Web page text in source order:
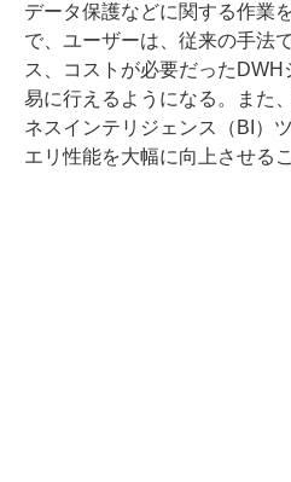
データ保護などに関する作業
で、ユーザーは、従来の手法
ス、コストが必要だった
易に行えるようになる。また
ネスインテリジェンス（BI）
エリ性能を大幅に向上させる